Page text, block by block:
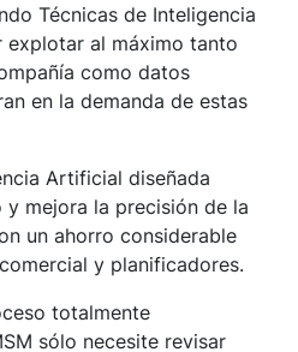
Técnicas de Inteligencia
al máximo tanto
como datos
en la demanda de estas
Artificial diseñada
mejora la precisión de la
un ahorro considerable
y planificadores.
totalmente
sólo necesite revisar